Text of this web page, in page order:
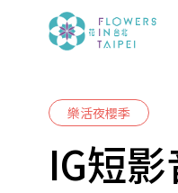
樂活夜櫻季
IG短